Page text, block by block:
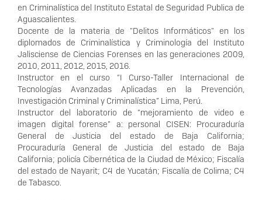
en Criminalística del Instituto Estatal de Seguridad Publica de
Aguascalientes.
Docente de la materia de "Delitos Informáticos" en los
diplomados de Criminalística y Criminología del Instituto
Jalisciense de Ciencias Forenses en las generaciones 2009,
2010, 2011, 2012, 2015, 2016.
Instructor en el curso “I Curso-Taller Internacional de
Tecnologías Avanzadas Aplicadas en la Prevención,
Investigación Criminal y Criminalística” Lima, Perú.
Instructor del laboratorio de “mejoramiento de video e
imagen digital forense” a: personal CISEN: Procuraduría
General de Justicia del estado de Baja California;
Procuraduría General de Justicia del estado de Baja
California; policía Cibernética de la Ciudad de México; Fiscalía
del estado de Nayarit; C4 de Yucatán; Fiscalía de Colima; C4
de Tabasco.